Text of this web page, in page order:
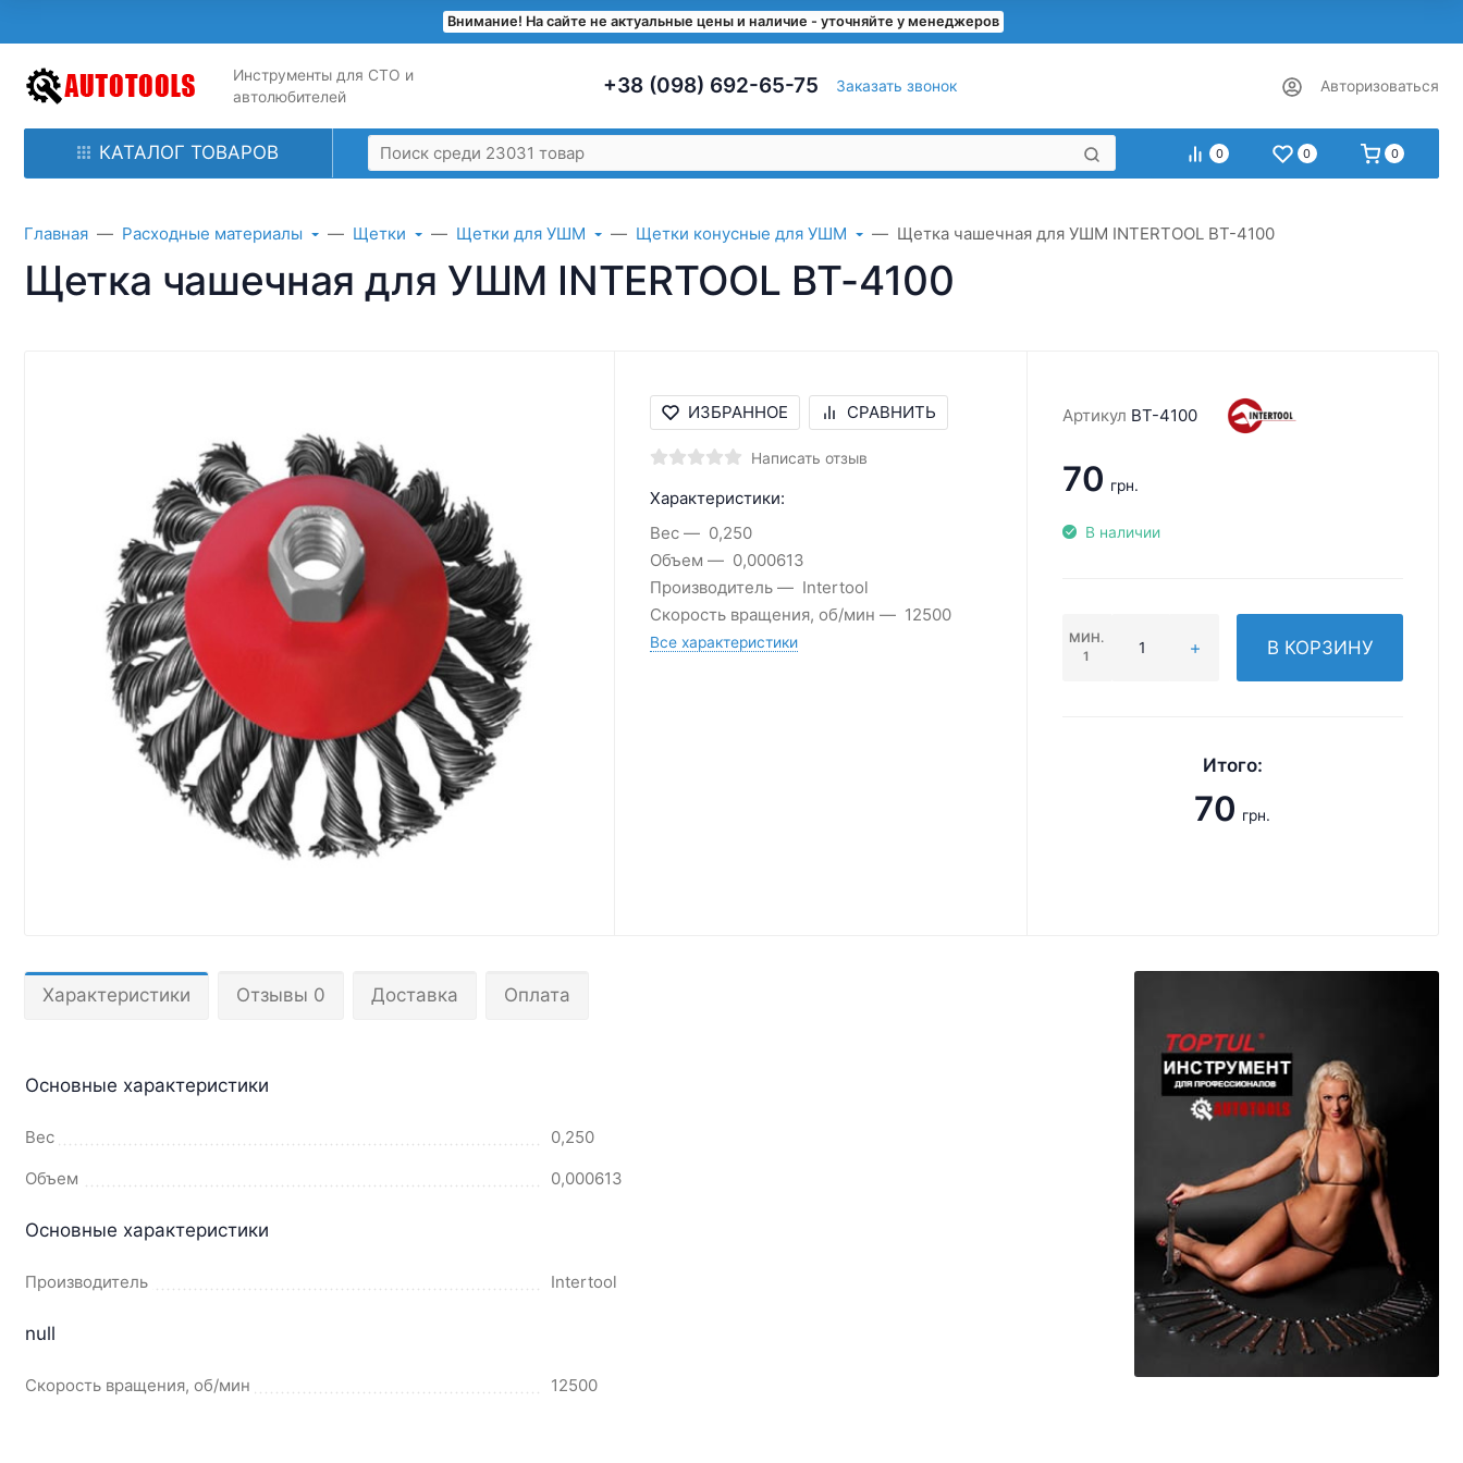
Внимание! На сайте не актуальные цены и наличие - уточняйте у менеджеров
Инструменты для СТО и
автолюбителей
+38 (098) 692-65-75 Заказать звонок Авторизоваться
КАТАЛОГ ТОВАРОВ 0 0 0
Главная Расходные материалы Щетки Щетки для УШМ Щетки конусные для УШМ Щетка чашечная для УШМ INTERTOOL BT-4100
Щетка чашечная для УШМ INTERTOOL BT-4100
ИЗБРАННОЕ СРАВНИТЬ
Написать отзыв
Характеристики:
Вес
0,250
Объем
0,000613
Производитель
Intertool
Скорость вращения, об/мин
12500
Все характеристики
Артикул BT-4100
70 грн.
В наличии
МИН.
1
В КОРЗИНУ
Итого:
70 грн.
Характеристики Отзывы 0 Доставка Оплата
Основные характеристики
Вес
0,250
Объем
0,000613
Основные характеристики
Производитель Intertool
null
Скорость вращения, об/мин 12500